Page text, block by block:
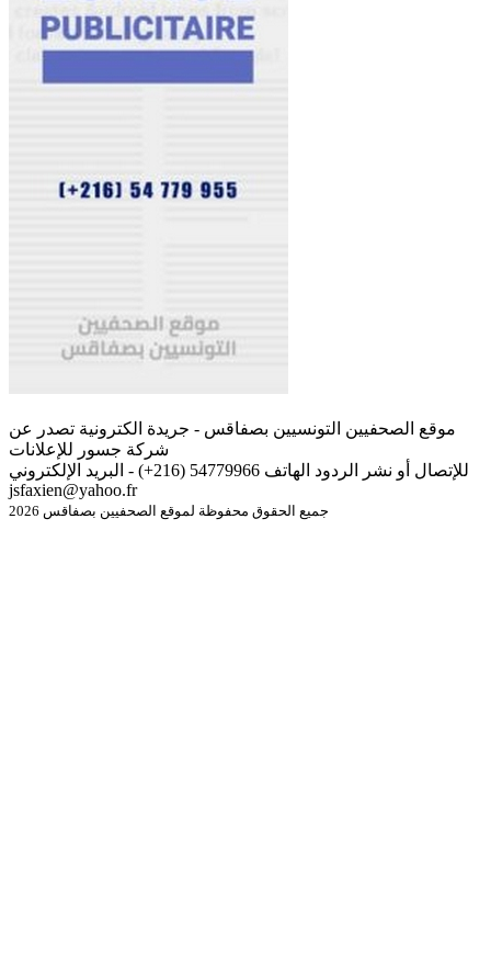
موقع الصحفيين التونسيين بصفاقس - جريدة الكترونية تصدر عن
شركة جسور للإعلانات
للإتصال أو نشر الردود الهاتف 54779966 (216+) - البريد الإلكتروني
jsfaxien@yahoo.fr
جميع الحقوق محفوظة لموقع الصحفيين بصفاقس 2026